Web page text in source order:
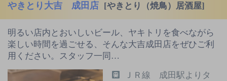
やきとり大吉 成田店 [やきとり（焼鳥）居酒屋]
明るい店内とおいしいビール、ヤキトリを食べながら
楽しい時間を過ごせる、そんな大吉成田店をぜひご利
用ください。スタッフ一同…
ＪＲ線 成田駅よりタ